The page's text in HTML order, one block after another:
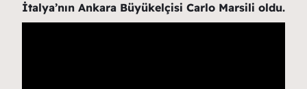
İtalya’nın Ankara Büyükelçisi Carlo Marsili oldu.